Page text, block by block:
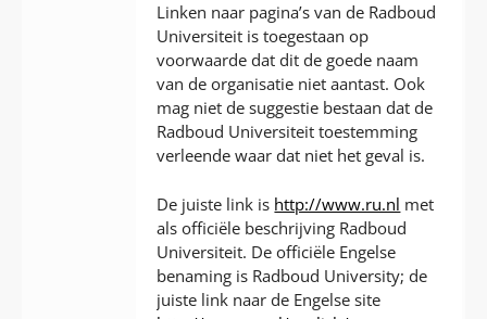
Linken naar pagina’s van de Radboud
Universiteit is toegestaan op
voorwaarde dat dit de goede naam
van de organisatie niet aantast. Ook
mag niet de suggestie bestaan dat de
Radboud Universiteit toestemming
verleende waar dat niet het geval is.
De juiste link is http://www.ru.nl met
als officiële beschrijving Radboud
Universiteit. De officiële Engelse
benaming is Radboud University; de
juiste link naar de Engelse site